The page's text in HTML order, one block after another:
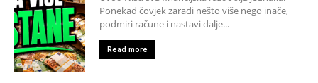
Ponekad čovjek zaradi nešto više nego inače,
podmiri račune i nastavi dalje...
Read more